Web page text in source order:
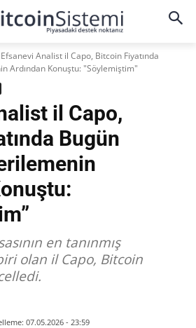
Efsanevi Analist il Capo, Bitcoin Fiyatında
Ardından Konuştu: "Söylemiştim"
il Capo,
Bugün
en tanınmış
olan il Capo, Bitcoin
07.05.2026 - 23:59